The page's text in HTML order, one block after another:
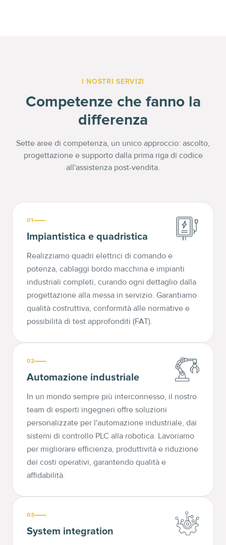
I NOSTRI SERVIZI
Competenze che fanno la
differenza
Sette aree di competenza, un unico approccio: ascolto,
progettazione e supporto dalla prima riga di codice
all'assistenza post-vendita.
01
Impiantistica e quadristica
Realizziamo quadri elettrici di comando e
potenza, cablaggi bordo macchina e impianti
industriali completi, curando ogni dettaglio dalla
progettazione alla messa in servizio. Garantiamo
qualità costruttiva, conformità alle normative e
possibilità di test approfonditi (FAT).
02
Automazione industriale
In un mondo sempre più interconnesso, il nostro
team di esperti ingegneri offre soluzioni
personalizzate per l'automazione industriale, dai
sistemi di controllo PLC alla robotica. Lavoriamo
per migliorare efficienza, produttività e riduzione
dei costi operativi, garantendo qualità e
affidabilità.
03
System integration